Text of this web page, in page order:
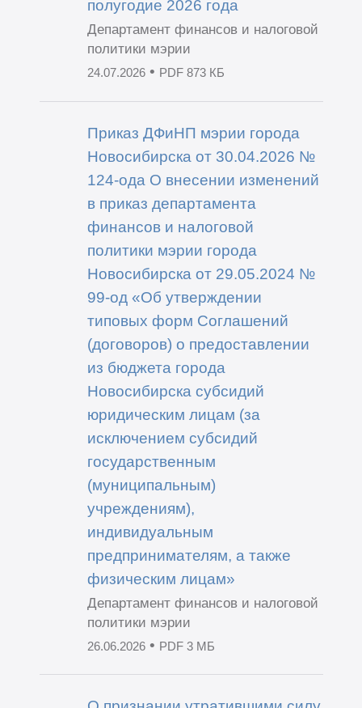
полугодие 2026 года
Департамент финансов и налоговой
политики мэрии
24.07.2026• PDF 873 КБ
Приказ ДФиНП мэрии города
Новосибирска от 30.04.2026 №
124-ода О внесении изменений
в приказ департамента
финансов и налоговой
политики мэрии города
Новосибирска от 29.05.2024 №
99-од «Об утверждении
типовых форм Соглашений
(договоров) о предоставлении
из бюджета города
Новосибирска субсидий
юридическим лицам (за
исключением субсидий
государственным
(муниципальным)
учреждениям),
индивидуальным
предпринимателям, а также
физическим лицам»
Департамент финансов и налоговой
политики мэрии
26.06.2026• PDF 3 МБ